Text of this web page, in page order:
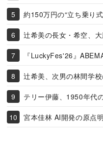
約150万円の“立ち乗り
辻希美の長女・希空、
『LuckyFes'26』
辻希美、次男の林間学
テリー伊藤、1950年代
宮本佳林 AI開発の原点